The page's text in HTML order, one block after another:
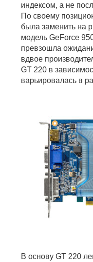
индексом, а не
По своему
была заменить на
модель GeForce
превзошла
вдвое
GT 220 в
варьировалась в
В основу GT 220